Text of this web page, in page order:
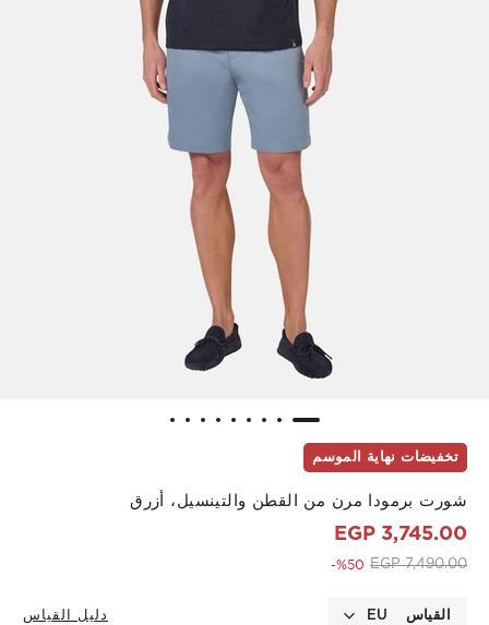
تخفيضات نهاية الموسم
شورت برمودا مرن من القطن والتينسيل، أزرق
3,745.00 EGP
Price reduced from
7,490.00 EGP
to 3,745.00 EGP
%50-
القياس EU دليل القياس